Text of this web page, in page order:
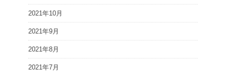
2021年10月
2021年9月
2021年8月
2021年7月